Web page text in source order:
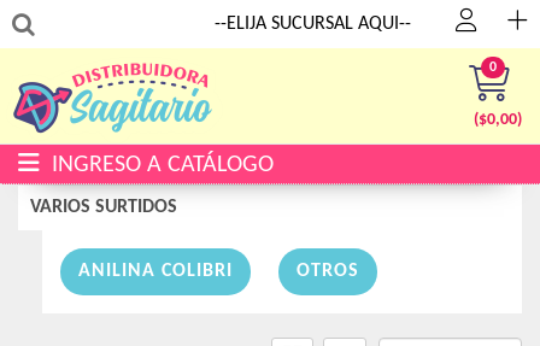
--ELIJA SUCURSAL AQUI--
0
($0,00)
INGRESO A CATÁLOGO
VARIOS SURTIDOS
ANILINA COLIBRI OTROS